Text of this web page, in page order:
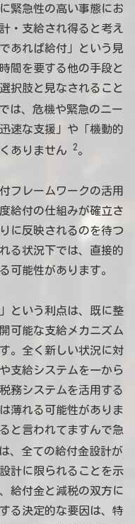
緊急性の高い事態にお
・支給され得ると考え
あれば給付」という見
間を要する他の手段と
択肢と見なされること
は、危機や緊急のニー
速な支援」や「機動的
ありません
2。
フレームワークの活用
給付の仕組みが確立さ
に反映されるのを待つ
る状況下では、直接的
可能性があります。
という利点は、既に整
可能な支給メカニズム
。全く新しい状況に対
支給システムを一から
務システムを活用する
薄れる可能性がありま
と言われてますんで急
、全ての給付金設計が
計に限られることを示
給付金と減税の双方に
る決定的な要因は、特